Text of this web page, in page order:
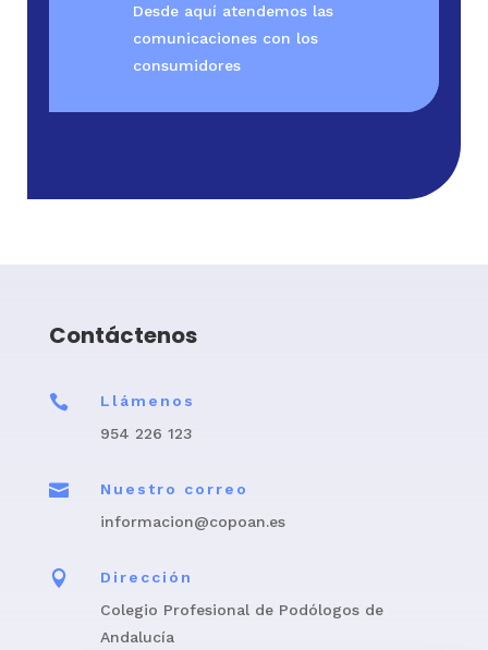
Desde aquí atendemos las
comunicaciones con los
consumidores
Contáctenos

Llámenos
954 226 123

Nuestro correo
informacion@copoan.es

Dirección
Colegio Profesional de Podólogos de
Andalucía